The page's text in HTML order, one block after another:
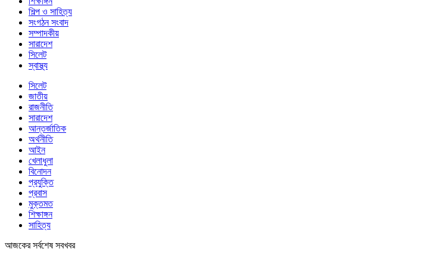
শিল্প ও সাহিত্য
সংগঠন সংবাদ
সম্পাদকীয়
সারাদেশ
সিলেট
স্বাস্থ্য
সিলেট
জাতীয়
রাজনীতি
সারাদেশ
আন্তর্জাতিক
অর্থনীতি
আইন
খেলাধুলা
বিনোদন
প্রযুক্তি
প্রবাস
মুক্তমত
শিক্ষাঙ্গন
সাহিত্য
আজকের সর্বশেষ সবখবর